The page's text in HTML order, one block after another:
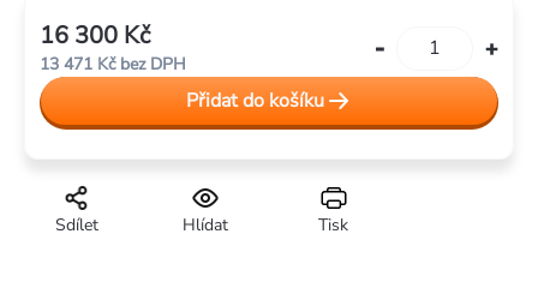
Tisk
Hlídat
Sdílet
16 300 Kč
13 471 Kč bez DPH
cena:
Přidat do košíku